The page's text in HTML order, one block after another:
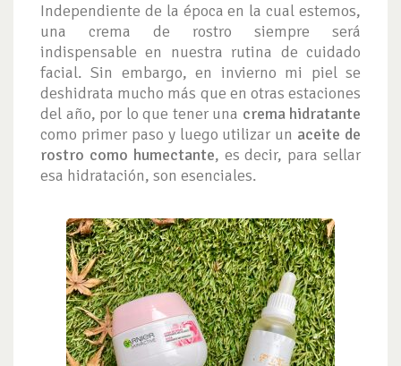
Independiente de la época en la cual estemos,
una crema de rostro siempre será
indispensable en nuestra rutina de cuidado
facial. Sin embargo, en invierno mi piel se
deshidrata mucho más que en otras estaciones
del año, por lo que tener una crema hidratante
como primer paso y luego utilizar un aceite de
rostro como humectante, es decir, para sellar
esa hidratación, son esenciales.